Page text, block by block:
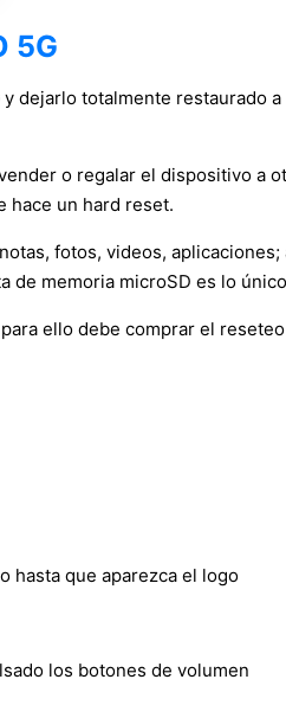
5G
y dejarlo totalmente restaurado
o regalar el dispositivo a
hace un hard reset.
fotos, videos,
de memoria microSD es lo
ello debe comprar el
hasta que aparezca el logo
los botones de volumen